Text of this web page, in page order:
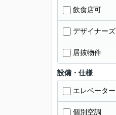
飲食店可
デザイナーズ
居抜物件
設備・仕様
エレベーター
個別空調